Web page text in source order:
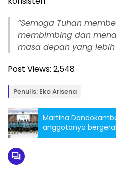
“Semoga Tuhan
membimbing dan
masa depan yang lebih
Post Views: 2,548
Penulis: Eko Arisena
Martina
anggotanya
menjalankan